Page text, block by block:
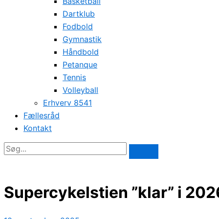
Dartklub
Fodbold
Gymnastik
Håndbold
Petanque
Tennis
Volleyball
Erhverv 8541
Fællesråd
Kontakt
Supercykelstien ”klar” i